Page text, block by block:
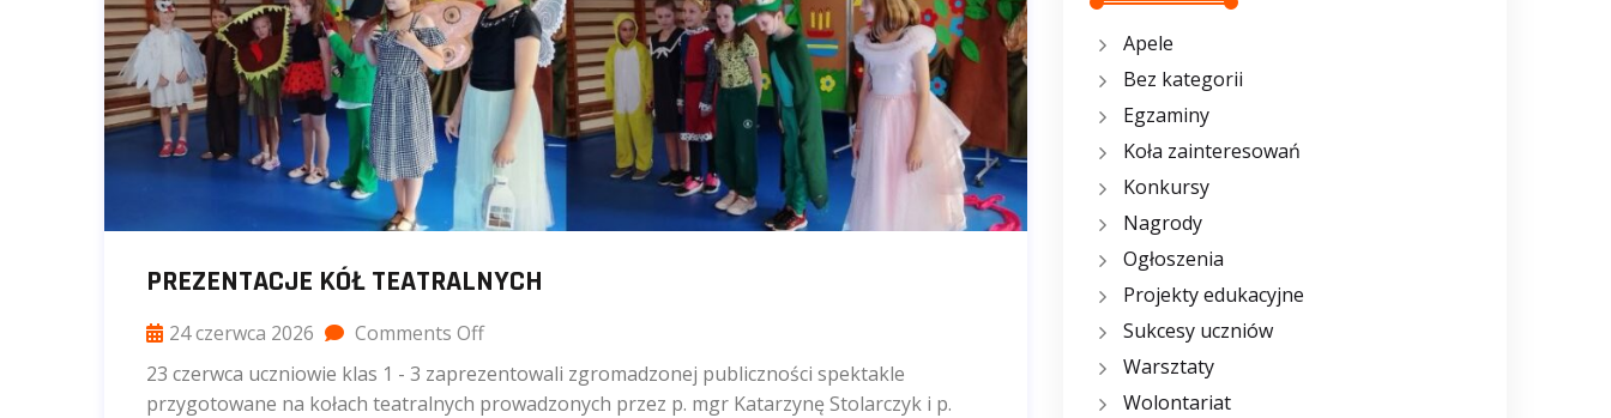
PREZENTACJE KÓŁ TEATRALNYCH
24 czerwca 2026
Comments Off
23 czerwca uczniowie klas 1 - 3 zaprezentowali zgromadzonej publiczności spektakle
przygotowane na kołach teatralnych prowadzonych przez p. mgr Katarzynę Stolarczyk i p.
Apele
Bez kategorii
Egzaminy
Koła zainteresowań
Konkursy
Nagrody
Ogłoszenia
Projekty edukacyjne
Sukcesy uczniów
Warsztaty
Wolontariat